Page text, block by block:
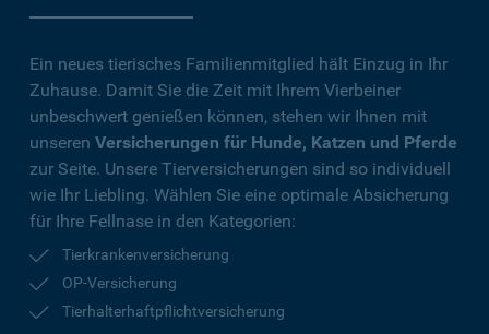
Ein neues tierisches Familienmitglied hält Einzug in Ihr
Zuhause. Damit Sie die Zeit mit Ihrem Vierbeiner
unbeschwert genießen können, stehen wir Ihnen mit
unseren Versicherungen für Hunde, Katzen und Pferde
zur Seite. Unsere Tierversicherungen sind so individuell
wie Ihr Liebling. Wählen Sie eine optimale Absicherung
für Ihre Fellnase in den Kategorien:
Tierkrankenversicherung
OP-Versicherung
Tierhalterhaftpflichtversicherung